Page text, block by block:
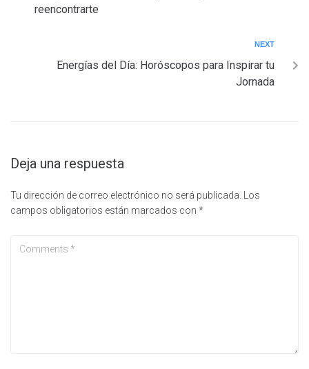
reencontrarte
NEXT
Energías del Día: Horóscopos para Inspirar tu
Jornada
Deja una respuesta
Tu dirección de correo electrónico no será publicada.
Los
campos obligatorios están marcados con *